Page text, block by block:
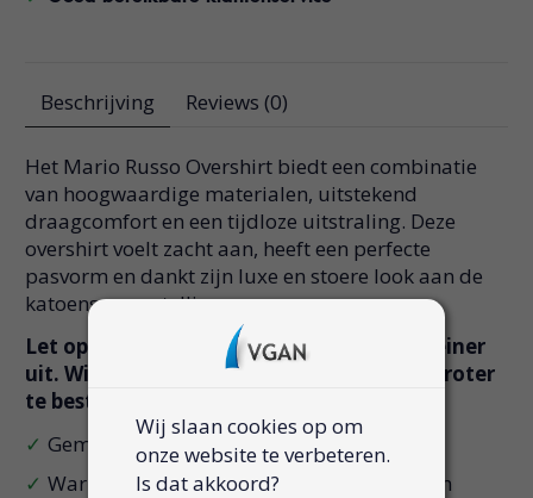
Beschrijving Reviews (0)
Het Mario Russo Overshirt biedt een combinatie
van hoogwaardige materialen, uitstekend
draagcomfort en een tijdloze uitstraling. Deze
overshirt voelt zacht aan, heeft een perfecte
pasvorm en dankt zijn luxe en stoere look aan de
katoensamenstelling.
Let op! Het Mario Russo Overshirt valt kleiner
uit. Wij adviseren daarom om een maat groter
te bestellen dan uw gebruikelijke maat.
Gemaakt voor iedere gelegenheid
Warm en comfortabel tijdens koude dagen
Wij slaan cookies op om
onze website te verbeteren.
Is dat akkoord?